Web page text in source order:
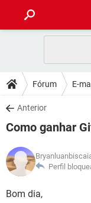
CELULAR
OUTLOOK
INSTAGRAM
GUIA DE COMPRAS
DICAS
JOGOS
INSTAGRAM
GUIA DE COMPRAS
DOWNLOADS
JOGOS
CELULAR
OUTLOOK
INSTAGRAM
JOGOS
CELULAR
OUTLOOK
GLOSSÁRIO
JOGOS
Fórum E-
Anterior
Como ganhar
Perfil
Bom dia,